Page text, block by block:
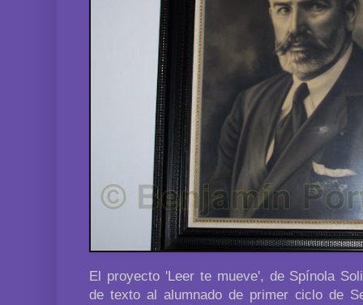
El proyecto 'Leer te mueve', de Spínola
de texto al alumnado de primer ciclo de